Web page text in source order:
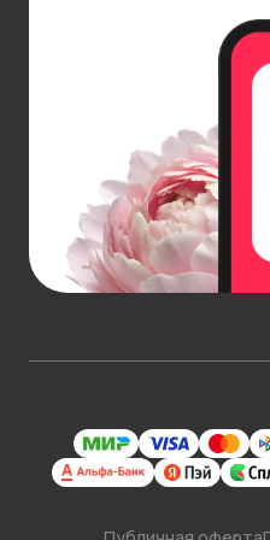
создания
Подарочный букет
рождения друга или
ярких красных
и оранжевыми
или хризантемами.
атмосферу
Композиции для
мероприятий, где
Креативные
создать